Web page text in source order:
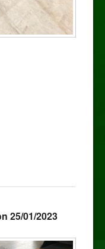
25/01/2023